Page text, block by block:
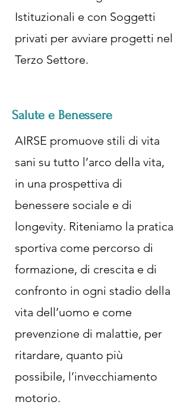
Istituzionali e con Soggetti
privati per avviare progetti nel
Terzo Settore.
Salute e Benessere
AIRSE promuove stili di vita
sani su tutto l’arco della vita,
in una prospettiva di
benessere sociale e di
longevity. Riteniamo la pratica
sportiva come percorso di
formazione, di crescita e di
confronto in ogni stadio della
vita dell’uomo e come
prevenzione di malattie, per
ritardare, quanto più
possibile, l’invecchiamento
motorio.